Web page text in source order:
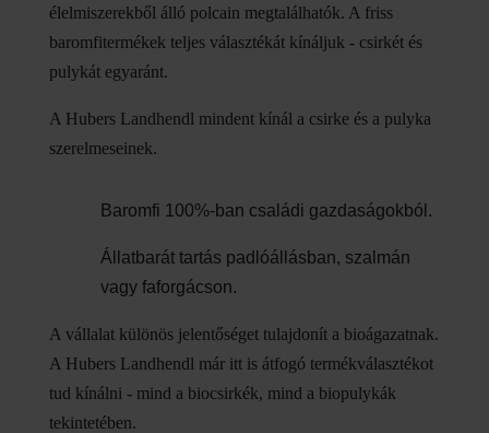
élelmiszerekből álló polcain megtalálhatók. A friss
baromfitermékek teljes választékát kínáljuk - csirkét és
pulykát egyaránt.
A Hubers Landhendl mindent kínál a csirke és a pulyka
szerelmeseinek.
Baromfi 100%-ban családi gazdaságokból.
Állatbarát tartás padlóállásban, szalmán
vagy faforgácson.
A vállalat különös jelentőséget tulajdonít a bioágazatnak.
A Hubers Landhendl már itt is átfogó termékválasztékot
tud kínálni - mind a biocsirkék, mind a biopulykák
tekintetében.